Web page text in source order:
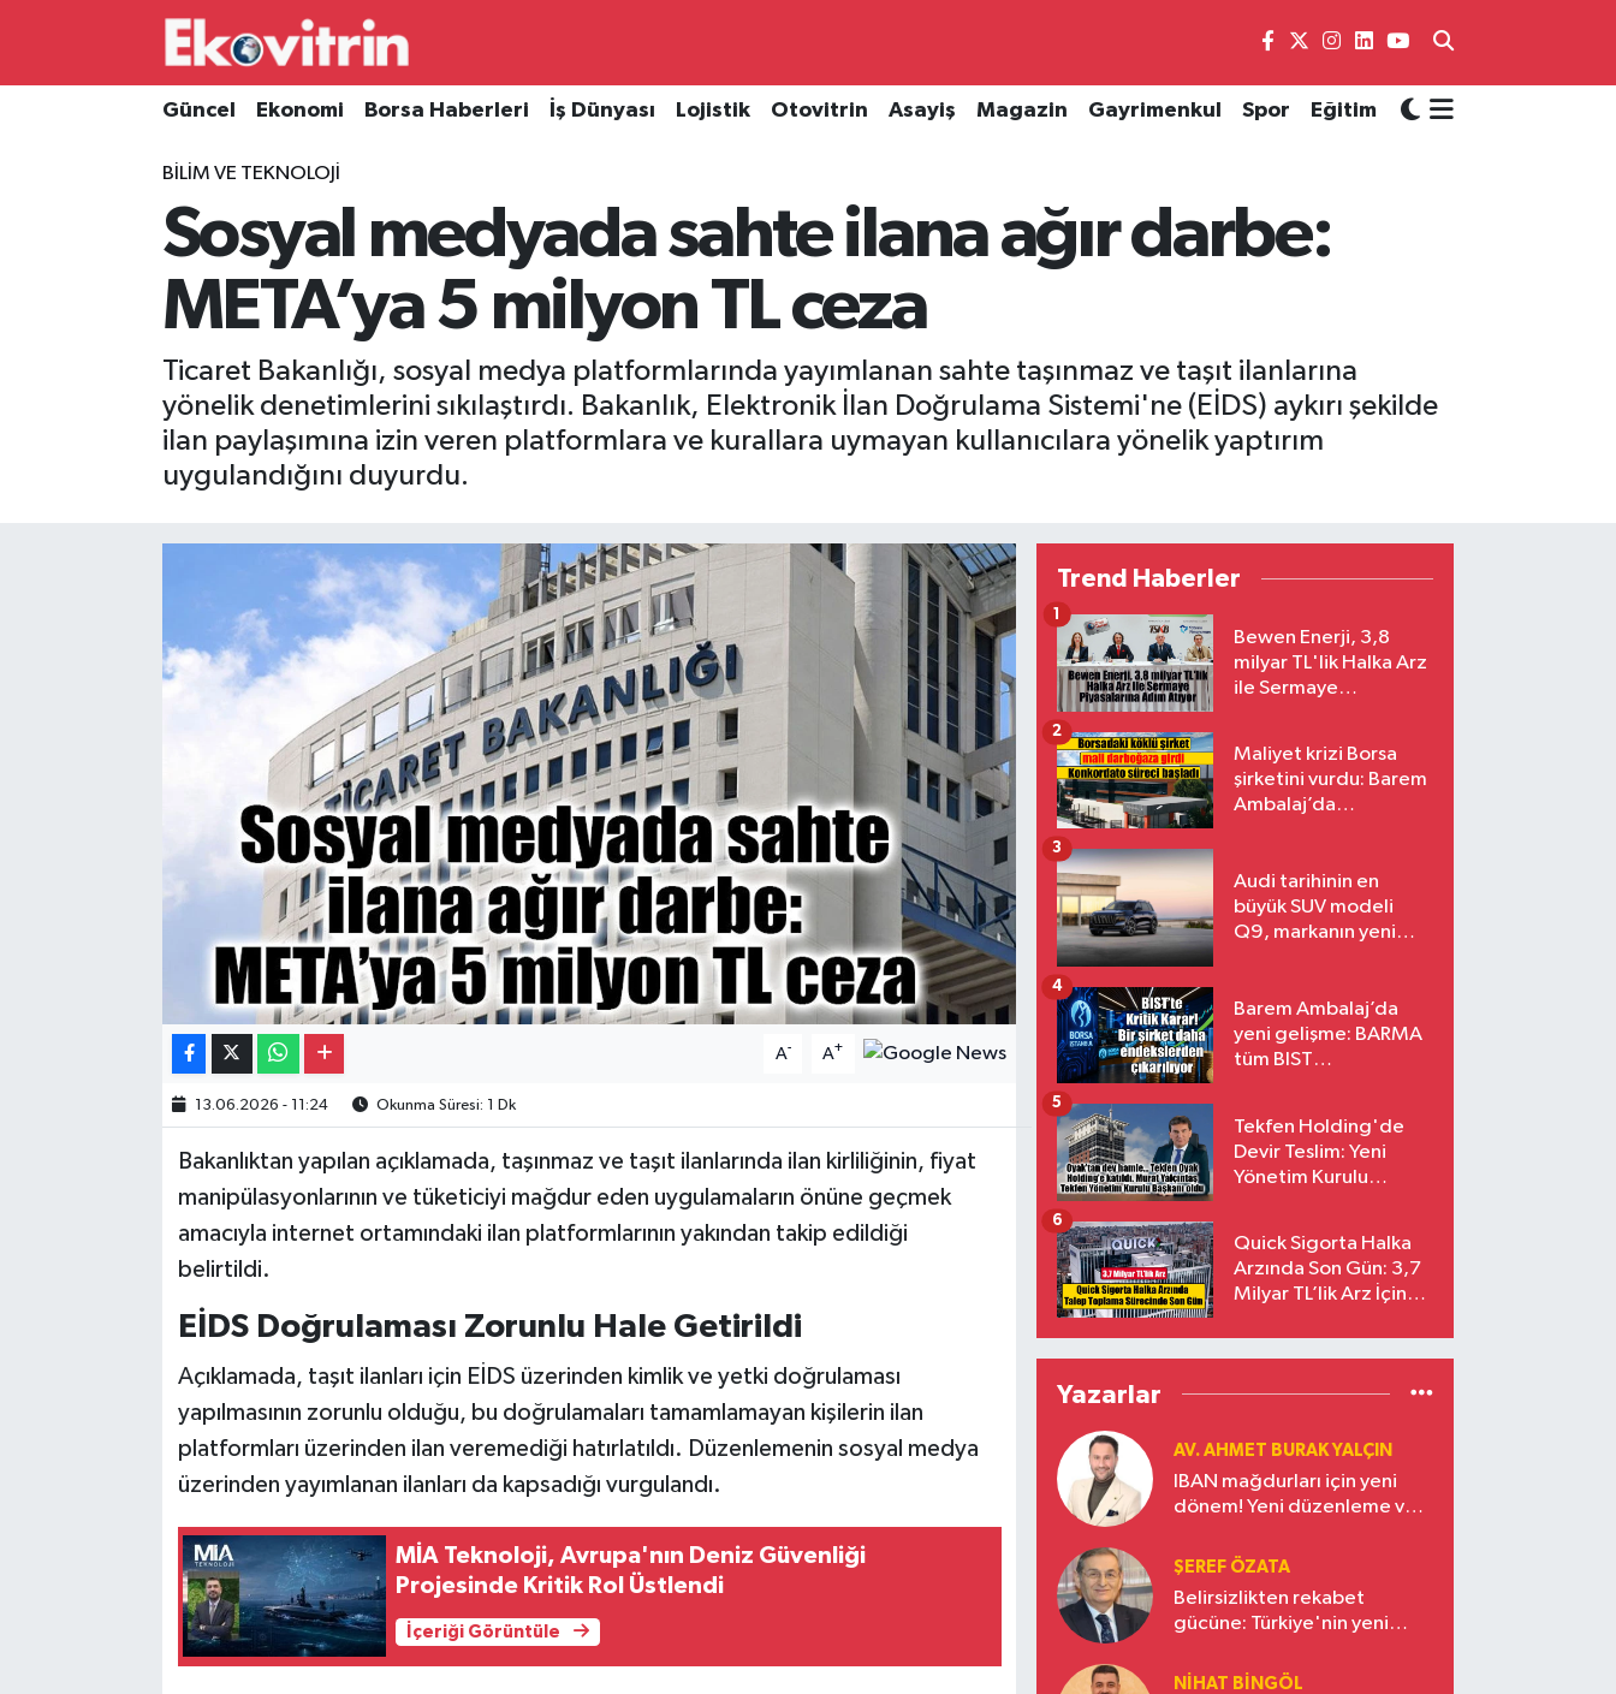
Güncel Ekonomi Borsa Haberleri İş Dünyası Lojistik Otovitrin Asayiş Magazin Gayrimenkul Spor Eğitim
BILIM VE TEKNOLOJI
Sosyal medyada sahte ilana ağır darbe:
META’ya 5 milyon TL ceza
Ticaret Bakanlığı, sosyal medya platformlarında yayımlanan sahte taşınmaz ve taşıt ilanlarına
yönelik denetimlerini sıkılaştırdı. Bakanlık, Elektronik İlan Doğrulama Sistemi'ne (EİDS) aykırı şekilde
ilan paylaşımına izin veren platformlara ve kurallara uymayan kullanıcılara yönelik yaptırım
uygulandığını duyurdu.
A- A+
13.06.2026 - 11:24 Okunma Süresi: 1 Dk
Bakanlıktan yapılan açıklamada, taşınmaz ve taşıt ilanlarında ilan kirliliğinin, fiyat
manipülasyonlarının ve tüketiciyi mağdur eden uygulamaların önüne geçmek
amacıyla internet ortamındaki ilan platformlarının yakından takip edildiği
belirtildi.
EİDS Doğrulaması Zorunlu Hale Getirildi
Açıklamada, taşıt ilanları için EİDS üzerinden kimlik ve yetki doğrulaması
yapılmasının zorunlu olduğu, bu doğrulamaları tamamlamayan kişilerin ilan
platformları üzerinden ilan veremediği hatırlatıldı. Düzenlemenin sosyal medya
üzerinden yayımlanan ilanları da kapsadığı vurgulandı.
MİA Teknoloji, Avrupa'nın Deniz Güvenliği
Projesinde Kritik Rol Üstlendi
İçeriği Görüntüle
Trend Haberler
Bewen Enerji, 3,8
milyar TL'lik Halka Arz
ile Sermaye
1
Maliyet krizi Borsa
şirketini vurdu: Barem
Ambalaj’da
2
Audi tarihinin en
büyük SUV modeli
Q9, markanın yeni
3
Barem Ambalaj’da
yeni gelişme: BARMA
tüm BIST
4
Tekfen Holding'de
Devir Teslim: Yeni
Yönetim Kurulu
5
Quick Sigorta Halka
Arzında Son Gün: 3,7
Milyar TL’lik Arz İçin
Eriyor
6
Yazarlar
AV. AHMET BURAK YALÇIN
IBAN mağdurları için yeni
dönem! Yeni düzenleme ve
ŞEREF ÖZATA
Belirsizlikten rekabet
gücüne: Türkiye'nin yeni
NIHAT BINGÖL
Güncel
Borsa Haberleri
Hava Durumu
Süper Lig Puan Durumu ve Fikstür
Tüm Manşetler
Haber Arşivi